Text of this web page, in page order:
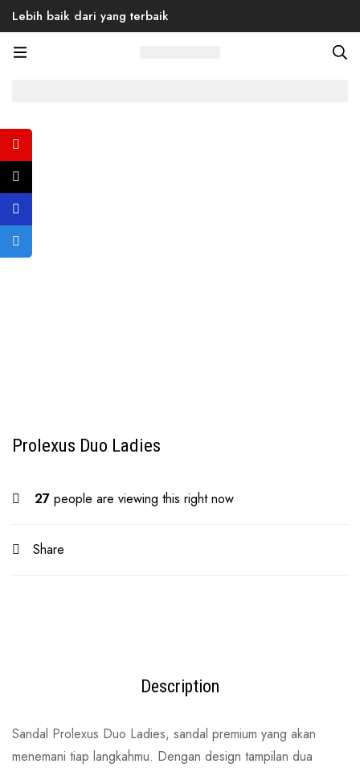
Lebih baik dari yang terbaik
Prolexus Duo Ladies
27 people are viewing this right now
Share
Description
Sandal Prolexus Duo Ladies, sandal premium yang akan
menemani tiap langkahmu. Dengan design tampilan dua